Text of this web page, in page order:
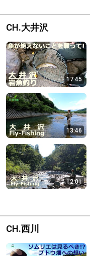
CH.大井沢
17:45
13:46
12:01
CH.西川